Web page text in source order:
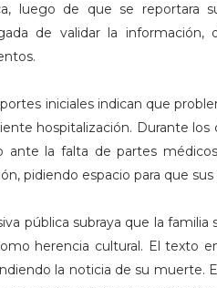
luego de que se reportara
de validar la
iniciales indican que
hospitalización. Durante los
ante la falta de partes
pidiendo espacio para que
pública subraya que la
herencia cultural. El texto
la noticia de su muerte.